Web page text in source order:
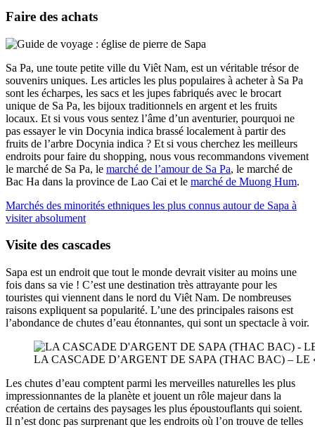
Faire des achats
Sa Pa, une toute petite ville du Viêt Nam, est un véritable trésor de
souvenirs uniques. Les articles les plus populaires à acheter à Sa Pa
sont les écharpes, les sacs et les jupes fabriqués avec le brocart
unique de Sa Pa, les bijoux traditionnels en argent et les fruits
locaux. Et si vous vous sentez l’âme d’un aventurier, pourquoi ne
pas essayer le vin Docynia indica brassé localement à partir des
fruits de l’arbre Docynia indica ? Et si vous cherchez les meilleurs
endroits pour faire du shopping, nous vous recommandons vivement
le marché de Sa Pa, le marché de l’amour de Sa Pa, le marché de
Bac Ha dans la province de Lao Cai et le marché de Muong Hum.
Marchés des minorités ethniques les plus connus autour de Sapa à
visiter absolument
Visite des cascades
Sapa est un endroit que tout le monde devrait visiter au moins une
fois dans sa vie ! C’est une destination très attrayante pour les
touristes qui viennent dans le nord du Viêt Nam. De nombreuses
raisons expliquent sa popularité. L’une des principales raisons est
l’abondance de chutes d’eau étonnantes, qui sont un spectacle à voir.
LA CASCADE D’ARGENT DE SAPA (THAC BAC) –
Les chutes d’eau comptent parmi les merveilles naturelles les plus
impressionnantes de la planète et jouent un rôle majeur dans la
création de certains des paysages les plus époustouflants qui soient.
Il n’est donc pas surprenant que les endroits où l’on trouve de telles